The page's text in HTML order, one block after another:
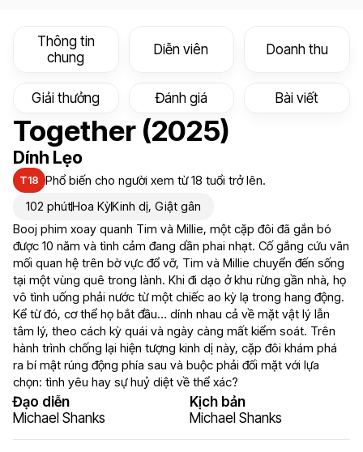
Thông tin
chung
Diễn viên Doanh thu
Giải thưởng Đánh giá Bài viết
Together (2025)
Dính Lẹo
T18 Phổ biến cho người xem từ 18 tuổi trở lên.
102 phútHoa KỳKinh dị, Giật gân
Booj phim xoay quanh Tim và Millie, một cặp đôi đã gắn bó
được 10 năm và tình cảm đang dần phai nhạt. Cố gắng cứu vãn
mối quan hệ trên bờ vực đổ vỡ, Tim và Millie chuyển đến sống
tại một vùng quê trong lành. Khi đi dạo ở khu rừng gần nhà, họ
vô tình uống phải nước từ một chiếc ao kỳ lạ trong hang động.
Kể từ đó, cơ thể họ bắt đầu… dính nhau cả về mặt vật lý lẫn
tâm lý, theo cách kỳ quái và ngày càng mất kiểm soát. Trên
hành trình chống lại hiện tượng kinh dị này, cặp đôi khám phá
ra bí mật rúng động phía sau và buộc phải đối mặt với lựa
chọn: tình yêu hay sự huỷ diệt về thể xác?
Đạo diễn
Michael Shanks
Kịch bản
Michael Shanks